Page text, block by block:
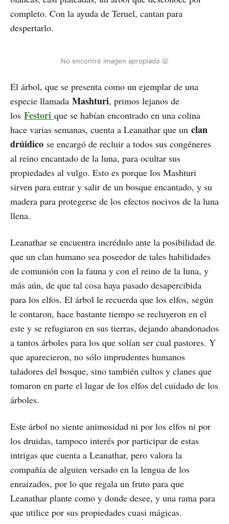
completo. Con la ayuda de Teruel, cantan para
despertarlo.
No encontré imagen apropiada 😤
El árbol, que se presenta como un ejemplar de una
especie llamada Mashturi, primos lejanos de
los Festori que se habían encontrado en una colina
hace varias semanas, cuenta a Leanathar que un clan
drúidico se encargó de recluir a todos sus congéneres
al reino encantado de la luna, para ocultar sus
propiedades al vulgo. Esto es porque los Mashturi
sirven para entrar y salir de un bosque encantado, y su
madera para protegerse de los efectos nocivos de la luna
llena.
Leanathar se encuentra incrédulo ante la posibilidad de
que un clan humano sea poseedor de tales habilidades
de comunión con la fauna y con el reino de la luna, y
más aún, de que tal cosa haya pasado desapercibida
para los elfos. El árbol le recuerda que los elfos, según
le contaron, hace bastante tiempo se recluyeron en el
este y se refugiaron en sus tierras, dejando abandonados
a tantos árboles para los que solían ser cual pastores. Y
que aparecieron, no sólo imprudentes humanos
taladores del bosque, sino también cultos y clanes que
tomaron en parte el lugar de los elfos del cuidado de los
árboles.
Este árbol no siente animosidad ni por los elfos ni por
los druidas, tampoco interés por participar de estas
intrigas que cuenta a Leanathar, pero valora la
compañía de alguien versado en la lengua de los
enraizados, por lo que regala un fruto para que
Leanathar plante como y donde desee, y una rama para
que utilice por sus propiedades cuasi mágicas.